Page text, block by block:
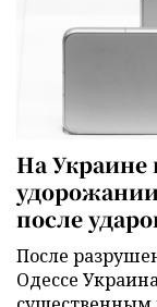
На Украине
после
После
Одессе